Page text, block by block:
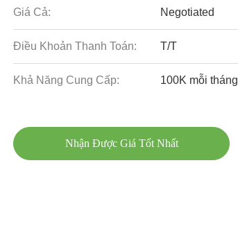
Giá Cả: Negotiated
Điều Khoản Thanh Toán: T/T
Khả Năng Cung Cấp: 100K mỗi tháng
Nhận Được Giá Tốt Nhất